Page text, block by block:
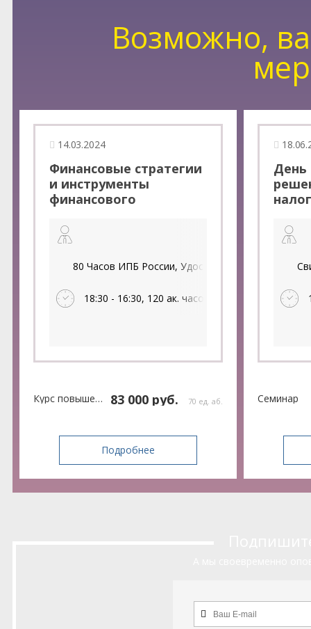
Возможно,
14.03.2024
Финансовые стратегии
и инструменты
финансового
Инвестиционные
решения,
бюджетирование и
консолидация.
Подготовка к сдаче
экзамена на аттестат
80 Часов ИПБ России, Удостоверение о
18:30 - 16:30, 120 ак. часов
Курс повышения квалификации 83 000 руб. 70 ед. аб.
Подробнее
День
Семинар